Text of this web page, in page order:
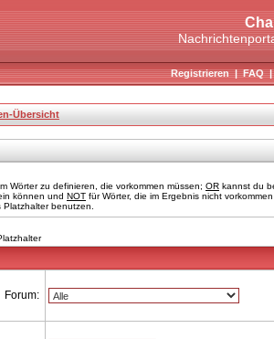
Registrieren|FAQ
Übersicht
Wörter zu definieren, die vorkommen müssen; OR kannst du
können und NOT für Wörter, die im Ergebnis nicht
benutzen.
Forum: